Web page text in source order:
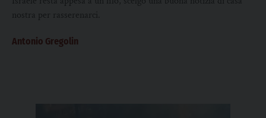
nostra per rasserenarci.
Antonio Gregolin